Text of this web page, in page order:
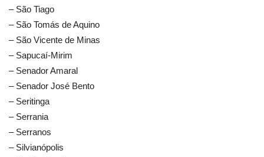
– São Tiago
– São Tomás de Aquino
– São Vicente de Minas
– Sapucaí-Mirim
– Senador Amaral
– Senador José Bento
– Seritinga
– Serrania
– Serranos
– Silvianópolis